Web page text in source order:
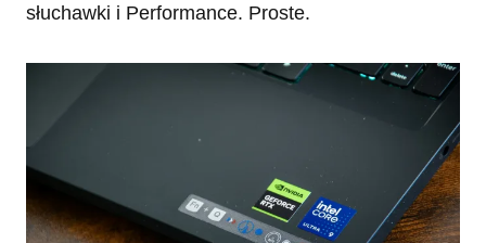
słuchawki i Performance. Proste.